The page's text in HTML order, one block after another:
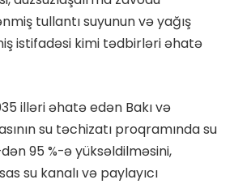
tullantı suyunun və yağış
istifadəsi kimi tədbirləri əhatə
illəri əhatə edən Bakı və
su təchizatı proqramında su
95 %-ə yüksəldilməsini,
su kanalı və paylayıcı